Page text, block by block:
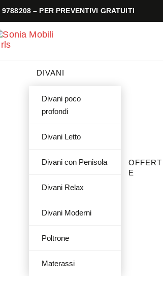
– PER PREVENTIVI GRATUITI
DIVANI
Divani poco
profondi
Divani Letto
Divani con Penisola
Divani Relax
Divani Moderni
Poltrone
Materassi
OFFERT
E